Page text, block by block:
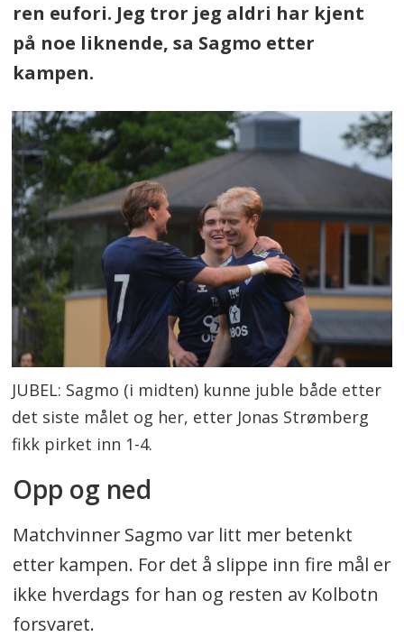
ren eufori. Jeg tror jeg aldri har kjent
på noe liknende, sa Sagmo etter
kampen.
JUBEL: Sagmo (i midten) kunne juble både etter
det siste målet og her, etter Jonas Strømberg
fikk pirket inn 1-4.
Opp og ned
Matchvinner Sagmo var litt mer betenkt
etter kampen. For det å slippe inn fire mål er
ikke hverdags for han og resten av Kolbotn
forsvaret.